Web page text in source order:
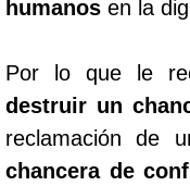
humanos en la
Por lo que le
destruir un
reclamación de
chancera de